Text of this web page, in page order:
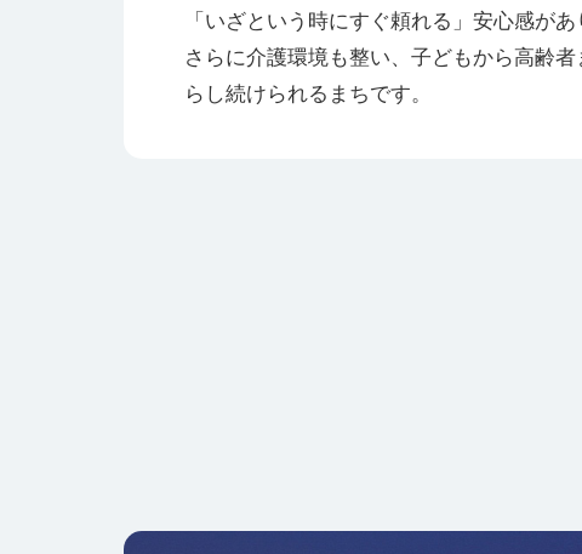
「いざという時にすぐ頼れる」安心感があ
さらに介護環境も整い、子どもから高齢
らし続けられるまちです。